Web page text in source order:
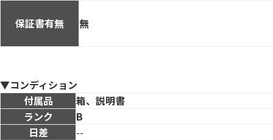
保証書有無 無
▼コンディション
付属品
箱、説明書
ランク
B
日差
--